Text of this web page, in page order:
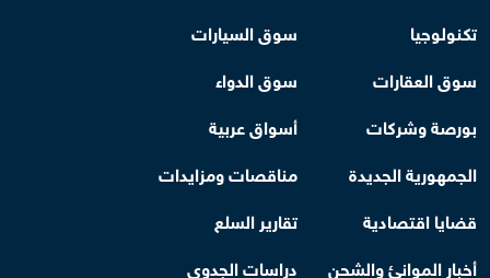
تكنولوجيا
سوق السيارات
سوق العقارات
سوق الدواء
بورصة وشركات
أسواق عربية
الجمهورية الجديدة
مناقصات ومزايدات
قضايا اقتصادية
تقارير السلع
أخبار الموانئ والشحن
دراسات الجدوى